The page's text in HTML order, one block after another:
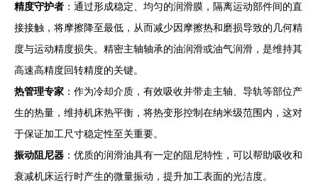
精度守护者 ：通过形成稳定、均匀的润滑膜，隔离运动部件间的直
接接触，将摩擦降至最低，从而减少因摩擦热和磨损导致的几何精
度与运动精度损失。精密主轴轴承的油润滑或油气润滑，是维持其
高速高精度回转精度的关键。
热管理专家 ：作为冷却介质，有效吸收并带走主轴、导轨等部位产
生的热量，维持机床热平衡，将热变形控制在纳米级范围内，这对
于保证加工尺寸稳定性至关重要。
振动阻尼器 ：优质的润滑油具有一定的阻尼特性，可以帮助吸收和
衰减机床运行时产生的微量振动，提升加工表面的光洁度。